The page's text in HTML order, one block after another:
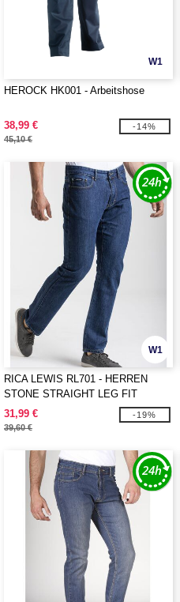
W1
HEROCK HK001 - Arbeitshose
38,99 €
45,10 €
-14%
W1
RICA LEWIS RL701 - HERREN
STONE STRAIGHT LEG FIT
JEANS
31,99 €
39,60 €
-19%